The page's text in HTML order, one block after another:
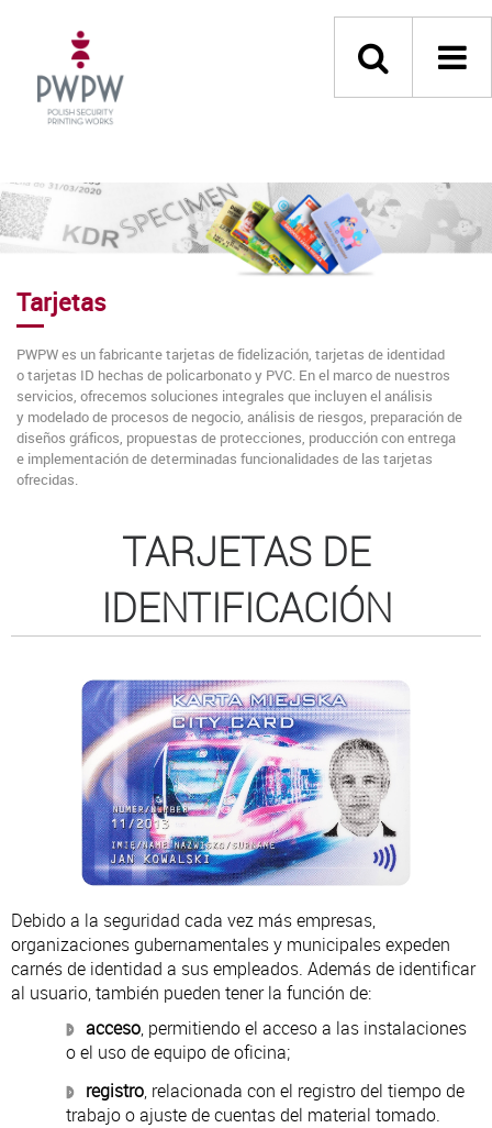
Tarjetas
PWPW es un fabricante tarjetas de fidelización, tarjetas de identidad
o tarjetas ID hechas de policarbonato y PVC. En el marco de nuestros
servicios, ofrecemos soluciones integrales que incluyen el análisis
y modelado de procesos de negocio, análisis de riesgos, preparación de
diseños gráficos, propuestas de protecciones, producción con entrega
e implementación de determinadas funcionalidades de las tarjetas
ofrecidas.
TARJETAS DE
IDENTIFICACIÓN
Debido a la seguridad cada vez más empresas,
organizaciones gubernamentales y municipales expeden
carnés de identidad a sus empleados. Además de identificar
al usuario, también pueden tener la función de:
acceso, permitiendo el acceso a las instalaciones
o el uso de equipo de oficina;
registro, relacionada con el registro del tiempo de
trabajo o ajuste de cuentas del material tomado.